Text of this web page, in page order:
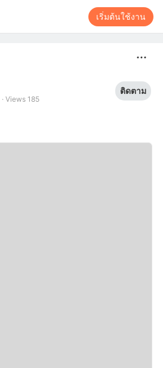
เริ่มต้นใช้งาน
· Views 185
ติดตาม